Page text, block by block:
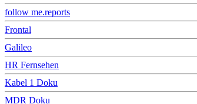
follow me.reports
Frontal
Galileo
HR Fernsehen
Kabel 1 Doku
MDR Doku